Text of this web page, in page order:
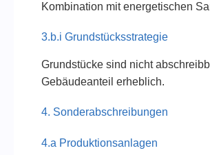
Kombination mit energetischen
3.b.i Grundstücksstrategie
Grundstücke sind nicht
Gebäudeanteil erheblich.
4. Sonderabschreibungen
4.a Produktionsanlagen